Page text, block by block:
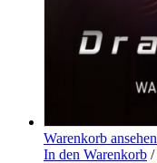
Warenkorb ansehen
In den Warenkorb /